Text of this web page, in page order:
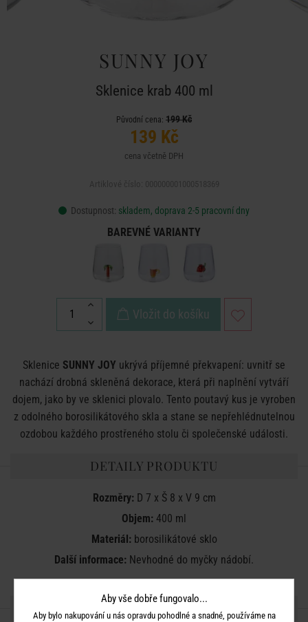
SUNNY JOY
Sklenice krab 400 ml
Původní cena: 199 Kč
139 Kč
cena včetně DPH
Dostupnost: skladem, doprava 2-5 pracovní dny
BAREVNÉ VARIANTY
Vložit do košíku
Sklenice SUNNY JOY ukrývá příjemné překvapení: uvnitř se
nachází drobná skleněná dekorace, která při naplnění vytváří
dojem, jako by ve sklenici plovalo. Tento poutavý kus je vyroben
z odolného borosilikátového skla a stane se nepřehlédnutelnou
ozdobou každého prostřeného stolu či společenské události.
DETAILY PRODUKTU
Rozměry:D 7 x Š 8 x V 9 cm
Objem: 400 ml
Materiál:borosilikátové sklo
Další informace: Nevhodné do myčky nádobí.
SDÍLEJTE S PŘÁTELI
Aby vše dobře fungovalo...
Aby bylo nakupování u nás opravdu pohodlné a snadné, používáme na